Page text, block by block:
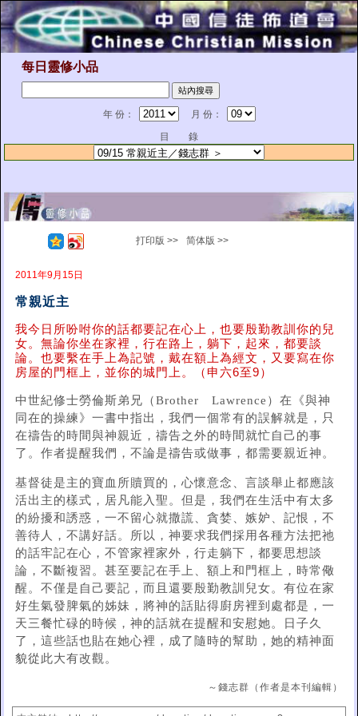
每日靈修小品
年 份：
月 份：
目 錄
打印版 >> 简体版 >>
2011年9月15日
常親近主
我今日所吩咐你的話都要記在心上，也要殷勤教訓你的兒
女。無論你坐在家裡，行在路上，躺下，起來，都要談
論。也要繫在手上為記號，戴在額上為經文，又要寫在你
房屋的門框上，並你的城門上。（申六6至9）
中世紀修士勞倫斯弟兄（Brother Lawrence）在《與神
同在的操練》一書中指出，我們一個常有的誤解就是，只
在禱告的時間與神親近，禱告之外的時間就忙自己的事
了。作者提醒我們，不論是禱告或做事，都需要親近神。
基督徒是主的寶血所贖買的，心懷意念、言談舉止都應該
活出主的樣式，居凡能入聖。但是，我們在生活中有太多
的紛擾和誘惑，一不留心就撒謊、貪婪、嫉妒、記恨，不
善待人，不講好話。所以，神要求我們採用各種方法把祂
的話牢記在心，不管家裡家外，行走躺下，都要思想談
論，不斷複習。甚至要記在手上、額上和門框上，時常儆
醒。不僅是自己要記，而且還要殷勤教訓兒女。有位在家
好生氣發脾氣的姊妹，將神的話貼得廚房裡到處都是，一
天三餐忙碌的時候，神的話就在提醒和安慰她。日子久
了，這些話也貼在她心裡，成了隨時的幫助，她的精神面
貌從此大有改觀。
～錢志群（作者是本刊編輯）